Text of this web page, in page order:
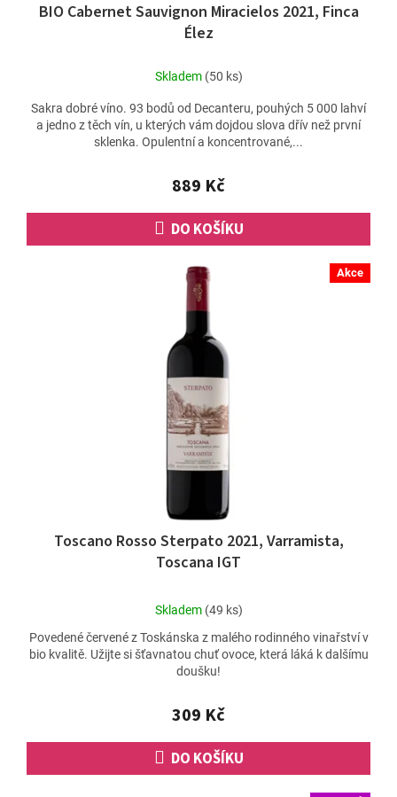
BIO Cabernet Sauvignon Miracielos 2021, Finca
Élez
Skladem (50 ks)
889 Kč
DO KOŠÍKU
Sakra dobré víno. 93 bodů od Decanteru, pouhých 5 000 lahví
a jedno z těch vín, u kterých vám dojdou slova dřív než první
sklenka. Opulentní a koncentrované,...
Akce
Toscano Rosso Sterpato 2021, Varramista,
Toscana IGT
Průměrné
produktu
je
5,0
5
hvězdiček.
Skladem (49 ks)
309 Kč
DO KOŠÍKU
Povedené červené z Toskánska z malého rodinného vinařství v
bio kvalitě. Užijte si šťavnatou chuť ovoce, která láká k dalšímu
doušku!